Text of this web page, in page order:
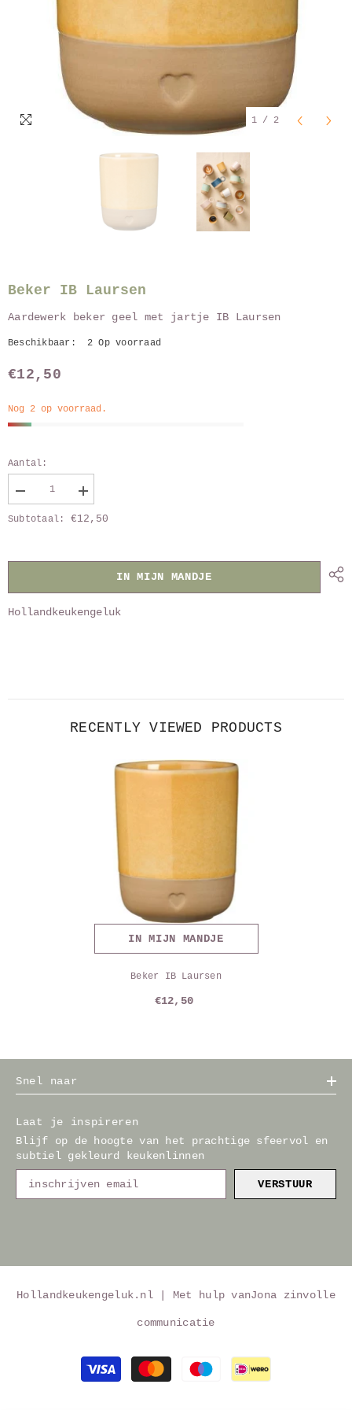
1 / 2
Beker IB Laursen
Aardewerk beker geel met jartje IB Laursen
Beschikbaar: 2 Op voorraad
€12,50
Nog 2 op voorraad.
Aantal:
aantal
van
Vergroot
aantal
van
Subtotaal: €12,50
IN MIJN MANDJE
Hollandkeukengeluk
RECENTLY VIEWED PRODUCTS
IN MIJN MANDJE
Beker IB Laursen
€12,50
Snel naar
Laat je inspireren
Blijf op de hoogte van het prachtige sfeervol en
subtiel gekleurd keukenlinnen
VERSTUUR
Hollandkeukengeluk.nl | Met hulp vanJona zinvolle
communicatie
Betaalmethoden